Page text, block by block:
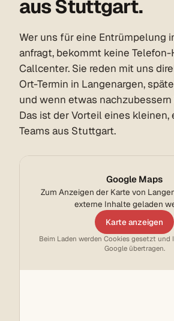
aus Stuttgart.
Wer uns für eine Entrümpelung
anfragt, bekommt keine
Callcenter. Sie reden mit uns
Ort-Termin in Langenargen,
und wenn etwas nachzubessern
Das ist der Vorteil eines
Teams aus Stuttgart.
Google Maps
Zum Anzeigen der Karte von
externe Inhalte geladen
Karte anzeigen
Beim Laden werden Cookies gesetzt und
Google übertragen.